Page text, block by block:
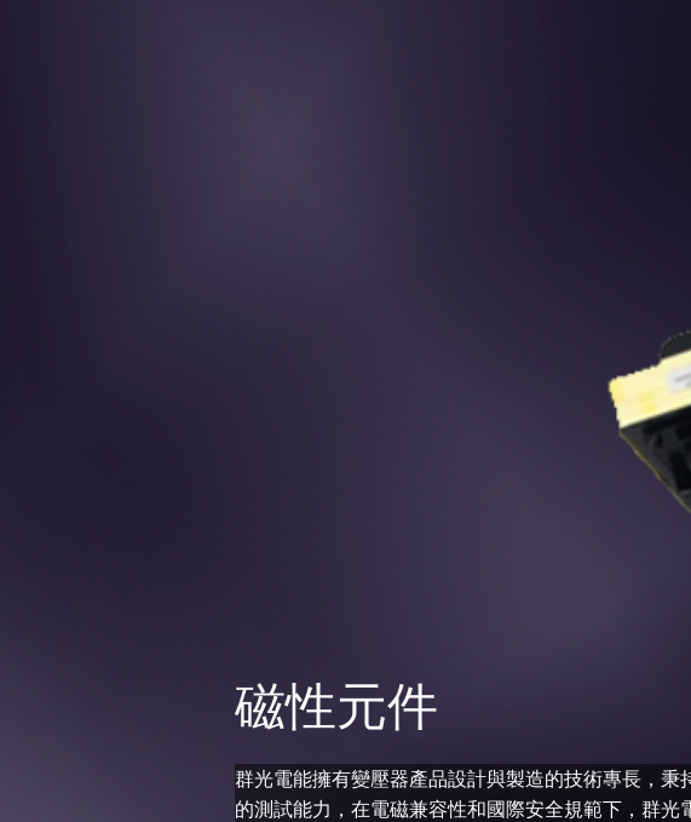
磁性元件
群光電能擁有變壓器產品設計與製造的技術專長，秉
的測試能力，在電磁兼容性和國際安全規範下，群光